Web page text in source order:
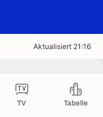
TV Tabelle
Aktualisiert 21:16